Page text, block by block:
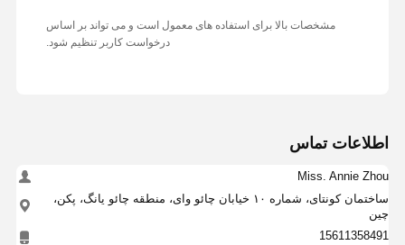
مشخصات بالا برای استفاده های معمول است و می تواند بر اساس
درخواست کاربر تنظیم شود.
اطلاعات تماس
Miss. Annie Zhou
ساختمان کونتای، شماره ۱۰ خیابان چائو وای، منطقه چائو یانگ، پکن،
چین
15611358491